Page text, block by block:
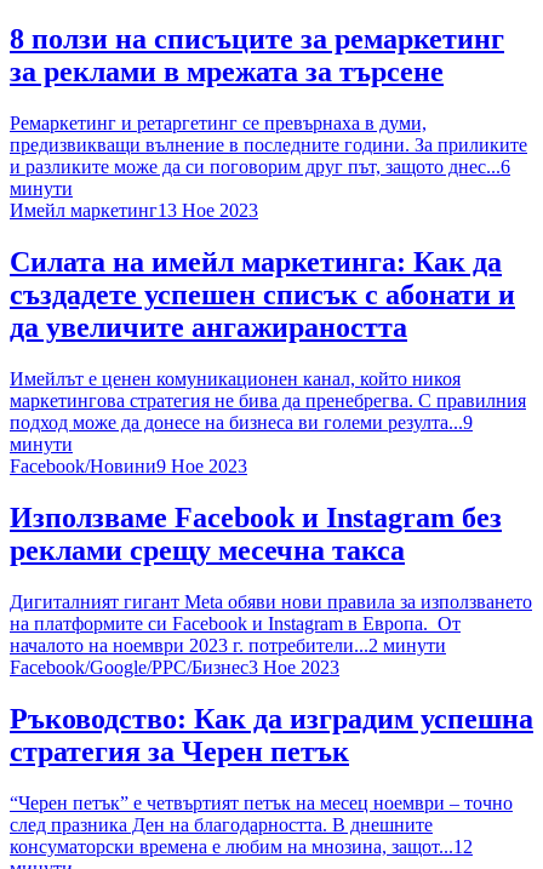
8 ползи на списъците за ремаркетинг
за реклами в мрежата за търсене
Ремаркетинг и ретаргетинг се превърнаха в думи,
предизвикващи вълнение в последните години. За приликите
и разликите може да си поговорим друг път, защото днес...6
минути
Имейл маркетинг13 Ное 2023
Силата на имейл маркетинга: Как да
създадете успешен списък с абонати и
да увеличите ангажираността
Имейлът е ценен комуникационен канал, който никоя
маркетингова стратегия не бива да пренебрегва. С правилния
подход може да донесе на бизнеса ви големи резулта...9
минути
Facebook/Новини9 Ное 2023
Използваме Facebook и Instagram без
реклами срещу месечна такса
Дигиталният гигант Meta обяви нови правила за използването
на платформите си Facebook и Instagram в Европа. От
началото на ноември 2023 г. потребители...2 минути
Facebook/Google/PPC/Бизнес3 Ное 2023
Ръководство: Как да изградим успешна
стратегия за Черен петък
“Черен петък” е четвъртият петък на месец ноември – точно
след празника Ден на благодарността. В днешните
консуматорски времена е любим на мнозина, защот...12